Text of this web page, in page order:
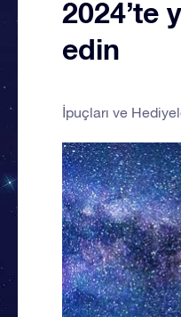
2024’te
edin
İpuçları ve